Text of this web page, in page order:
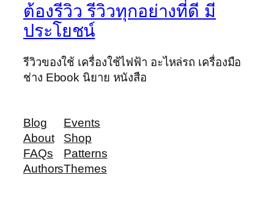
ต้องรีวิว รีวิวทุกอย่างที่ดี มี
ประโยชน์
รีวิวของใช้ เครื่องใช้ไฟฟ้า อะไหล่รถ เครื่องมือ
ช่าง Ebook นิยาย หนังสือ
Blog
About
FAQs
Authors
Events
Shop
Patterns
Themes